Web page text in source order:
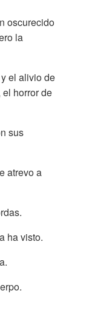
oscurecido
la
el alivio de
horror de
sus
atrevo a
ha visto.